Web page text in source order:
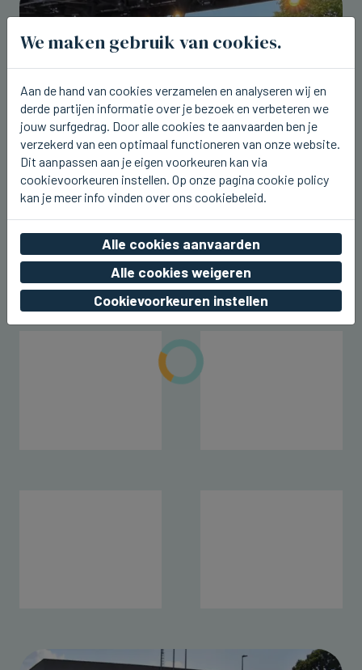
ICHTEGEM
U2.be op de planken bij Ceciliafeeste
in Ichtegem
vr 07 augustus 2026, 22:42
We maken gebruik van cookies.
Aan de hand van cookies verzamelen en analyseren wij en
derde partijen informatie over je bezoek en verbeteren we
jouw surfgedrag. Door alle cookies te aanvaarden ben je
verzekerd van een optimaal functioneren van onze website.
Dit aanpassen aan je eigen voorkeuren kan via
cookievoorkeuren instellen. Op onze pagina cookie policy
kan je meer info vinden over ons cookiebeleid.
Alle cookies aanvaarden
Alle cookies weigeren
Cookievoorkeuren instellen